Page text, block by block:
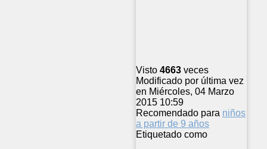
Visto 4663 veces
Modificado por última vez
en Miércoles, 04 Marzo
2015 10:59
Recomendado para niños
a partir de 9 años
Etiquetado como